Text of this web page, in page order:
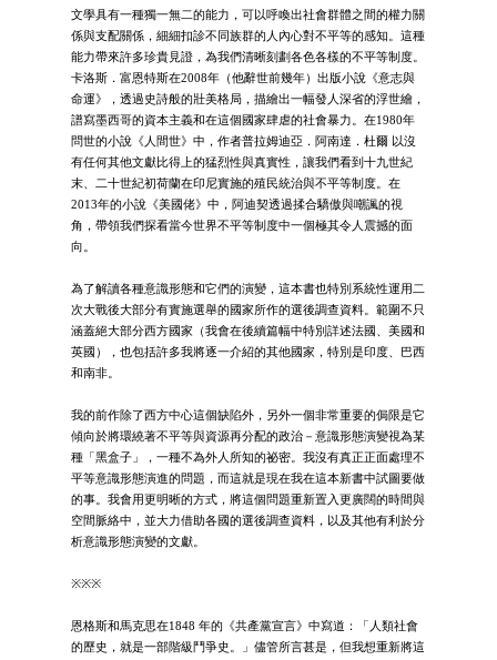
文學具有一種獨一無二的能力，可以呼喚出社會群體之間的權力關
係與支配關係，細細扣診不同族群的人內心對不平等的感知。這種
能力帶來許多珍貴見證，為我們清晰刻劃各色各樣的不平等制度。
卡洛斯．富恩特斯在2008年（他辭世前幾年）出版小說《意志與
命運》，透過史詩般的壯美格局，描繪出一幅發人深省的浮世繪，
譜寫墨西哥的資本主義和在這個國家肆虐的社會暴力。在1980年
問世的小說《人間世》中，作者普拉姆迪亞．阿南達．杜爾 以沒
有任何其他文獻比得上的猛烈性與真實性，讓我們看到十九世紀
末、二十世紀初荷蘭在印尼實施的殖民統治與不平等制度。在
2013年的小說《美國佬》中，阿迪契透過揉合驕傲與嘲諷的視
角，帶領我們探看當今世界不平等制度中一個極其令人震撼的面
向。
為了解讀各種意識形態和它們的演變，這本書也特別系統性運用二
次大戰後大部分有實施選舉的國家所作的選後調查資料。範圍不只
涵蓋絕大部分西方國家（我會在後續篇幅中特別詳述法國、美國和
英國），也包括許多我將逐一介紹的其他國家，特別是印度、巴西
和南非。
我的前作除了西方中心這個缺陷外，另外一個非常重要的侷限是它
傾向於將環繞著不平等與資源再分配的政治－意識形態演變視為某
種「黑盒子」，一種不為外人所知的祕密。我沒有真正正面處理不
平等意識形態演進的問題，而這就是現在我在這本新書中試圖要做
的事。我會用更明晰的方式，將這個問題重新置入更廣闊的時間與
空間脈絡中，並大力借助各國的選後調查資料，以及其他有利於分
析意識形態演變的文獻。
※※※
恩格斯和馬克思在1848 年的《共產黨宣言》中寫道：「人類社會
的歷史，就是一部階級鬥爭史。」儘管所言甚是，但我想重新將這